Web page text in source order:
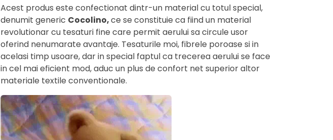
Acest produs este confectionat dintr-un material cu totul special,
denumit generic Cocolino,ce se constituie ca fiind un material
revolutionar cu tesaturi fine care permit aerului sa circule usor
oferind nenumarate avantaje. Tesaturile moi, fibrele poroase si in
acelasi timp usoare, dar in special faptul ca trecerea aerului se face
in cel mai eficient mod, aduc un plus de confort net superior altor
materiale textile conventionale.